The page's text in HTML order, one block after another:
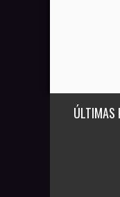
ÚLTIMAS